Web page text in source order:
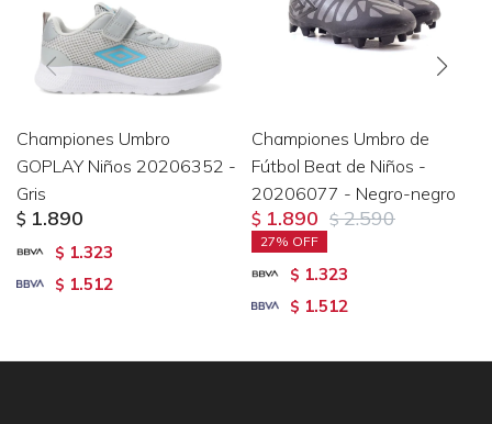
Championes Umbro
GOPLAY Niños 20206352 -
Gris
$ 1.890
$ 1.323
$ 1.512
Championes Umbro de
Fútbol Beat de Niños -
20206077 - Negro-negro
$ 1.890 $ 2.590
27
$ 1.323
$ 1.512